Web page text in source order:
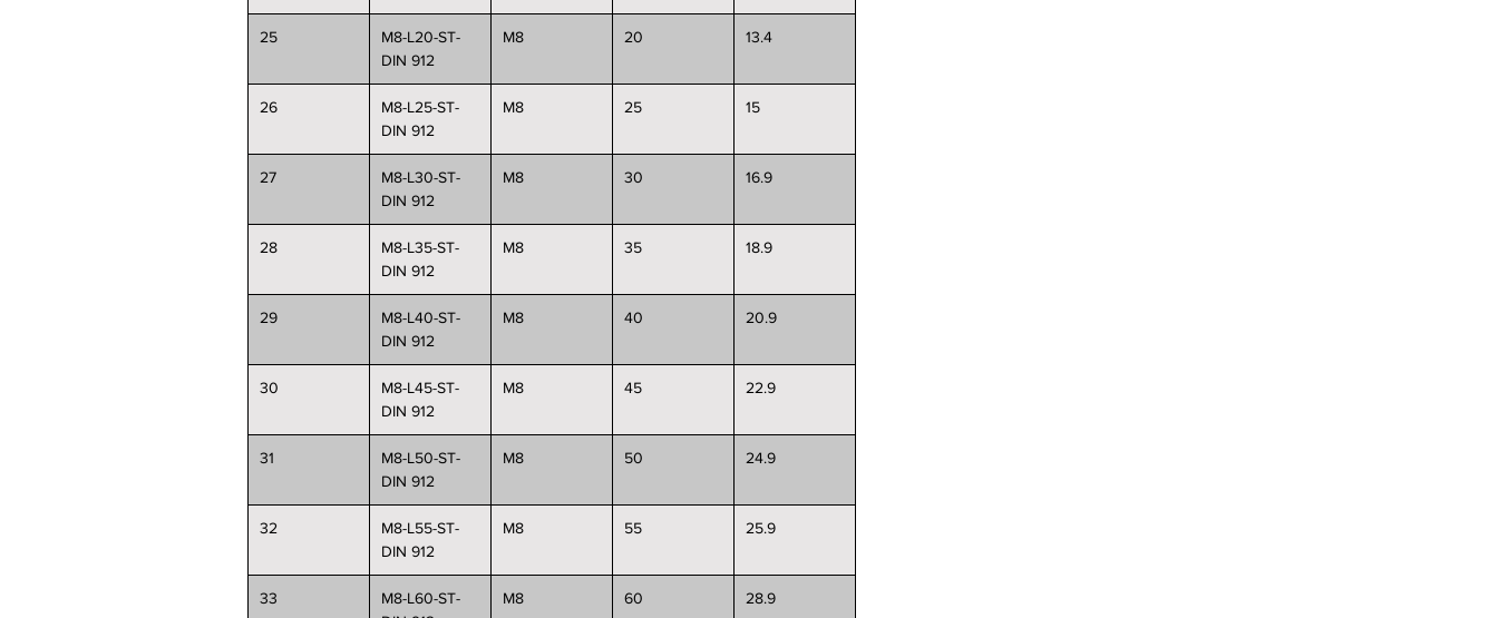
25
M8-L20-ST-
DIN 912
M8 20 13.4
26
M8-L25-ST-
DIN 912
M8 25 15
27
M8-L30-ST-
DIN 912
M8 30 16.9
28
M8-L35-ST-
DIN 912
M8 35 18.9
29
M8-L40-ST-
DIN 912
M8 40 20.9
30
M8-L45-ST-
DIN 912
M8 45 22.9
31
M8-L50-ST-
DIN 912
M8 50 24.9
32
M8-L55-ST-
DIN 912
M8 55 25.9
33
M8-L60-ST-
M8 60 28.9